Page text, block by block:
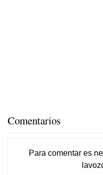
Comentarios
Para comentar es